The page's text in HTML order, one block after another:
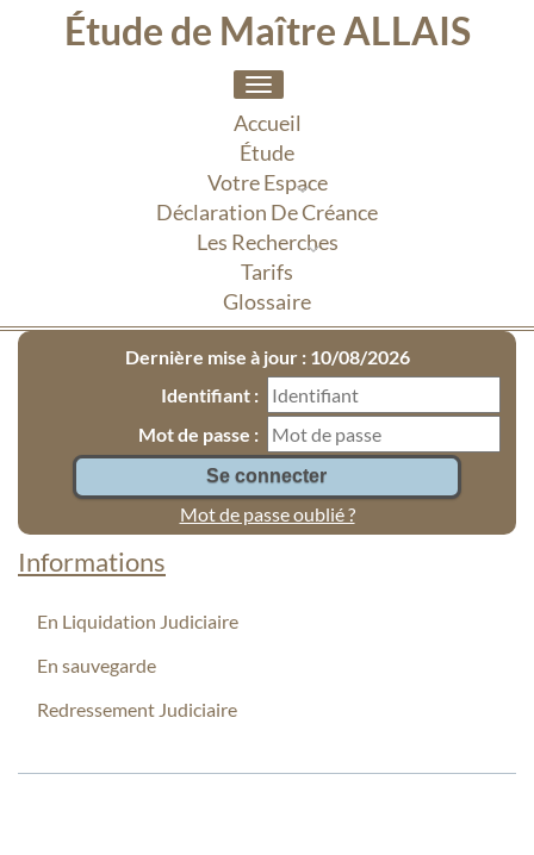
Étude de Maître ALLAIS
Toggle
navigation
Accueil
Étude
Votre Espace
Déclaration De Créance
Les Recherches
Tarifs
Glossaire
Dernière mise à jour : 10/08/2026
Identifiant :
Mot de passe :
Mot de passe oublié ?
Informations
En Liquidation Judiciaire
En sauvegarde
Redressement Judiciaire